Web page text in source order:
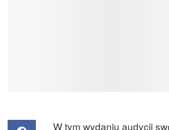
W tym wydaniu audycji